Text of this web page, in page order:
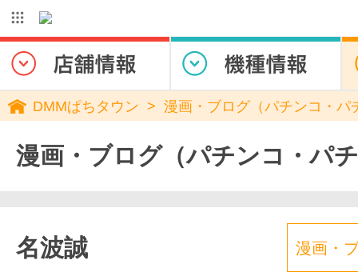
DMMぱちタウン 漫画・ブログ（パチンコ・パ
漫画・ブログ（パチンコ・パ
名波誠 漫画・